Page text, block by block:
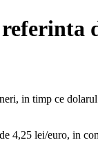
in timp ce
4,25 lei/euro, in